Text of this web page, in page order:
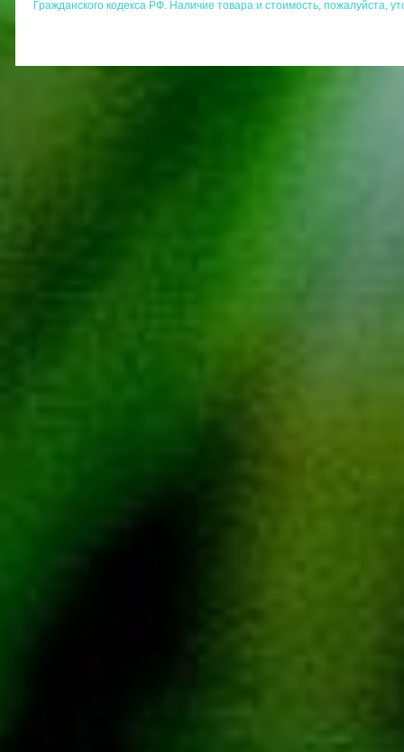
Гражданского кодекса РФ. Наличие товара и стоимость, пожалуйста,